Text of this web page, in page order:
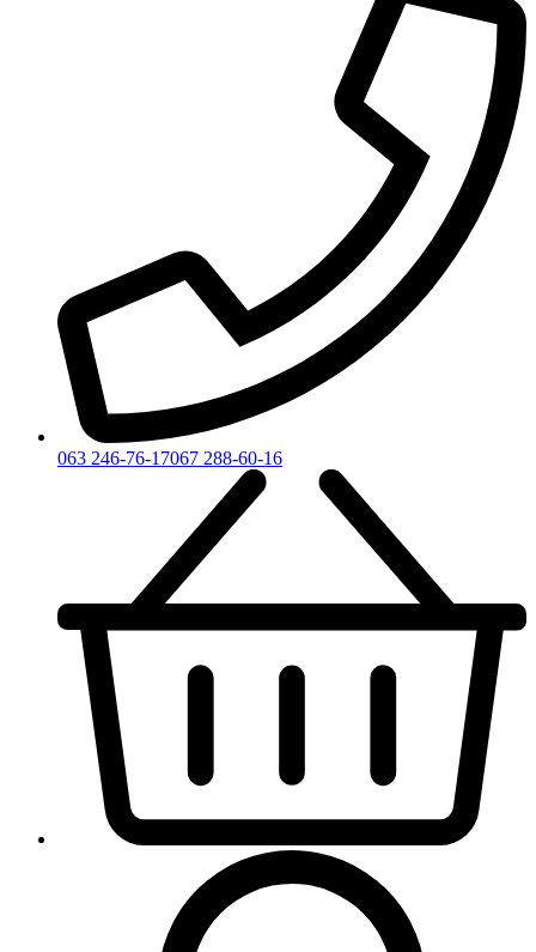
063 246-76-17067 288-60-16